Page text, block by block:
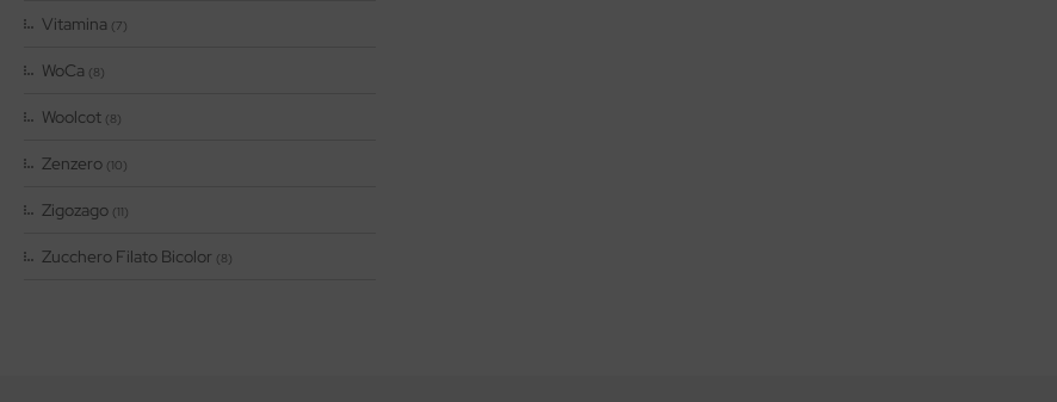
Vitamina (7)
WoCa (8)
Woolcot (8)
Zenzero (10)
Zigozago (11)
Zucchero Filato Bicolor (8)